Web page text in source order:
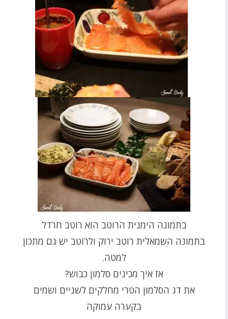
בתמונה הימנית הרוטב הוא רוטב חרדל
בתמונה השמאלית רוטב ירוק ולרוטב יש גם מתכון
למטה.
אז איך מכינים סלמון כבוש?
את דג הסלמון הטרי מחלקים לשניים ושמים
בקערה עמוקה